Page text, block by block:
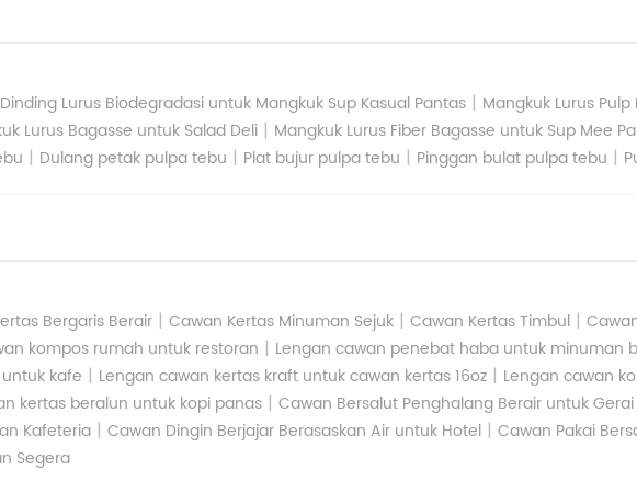
Lurus Biodegradasi untuk Mangkuk Sup Kasual Pantas | Mangkuk Lurus
Lurus Bagasse untuk Salad Deli | Mangkuk Lurus Fiber Bagasse untuk Sup Mee
| Dulang petak pulpa tebu | Plat bujur pulpa tebu | Pinggan bulat pulpa tebu |
Bergaris Berair | Cawan Kertas Minuman Sejuk | Cawan Kertas Timbul |
kompos rumah untuk restoran | Lengan cawan penebat haba untuk minuman
kafe | Lengan cawan kertas kraft untuk cawan kertas 16oz | Lengan cawan
kertas beralun untuk kopi panas | Cawan Bersalut Penghalang Berair untuk Gerai
Kafeteria | Cawan Dingin Berjajar Berasaskan Air untuk Hotel | Cawan Pakai
Segera